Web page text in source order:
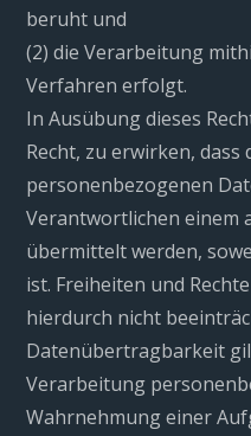
beruht und
(2) die Verarbeitung
Verfahren erfolgt.
In Ausübung dieses
Recht, zu erwirken, dass
personenbezogenen
Verantwortlichen einem
übermittelt werden,
ist. Freiheiten und
hierdurch nicht
Datenübertragbarkeit
Verarbeitung
Wahrnehmung einer